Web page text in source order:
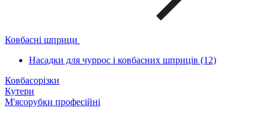
Ковбасні шприци
Насадки для чуррос і ковбасних шприців (12)
Ковбасорізки
Кутери
М'ясорубки професійні